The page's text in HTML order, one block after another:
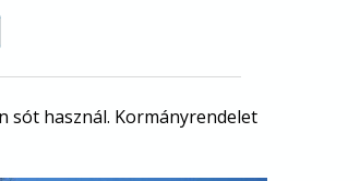
sót használ. Kormányrendelet